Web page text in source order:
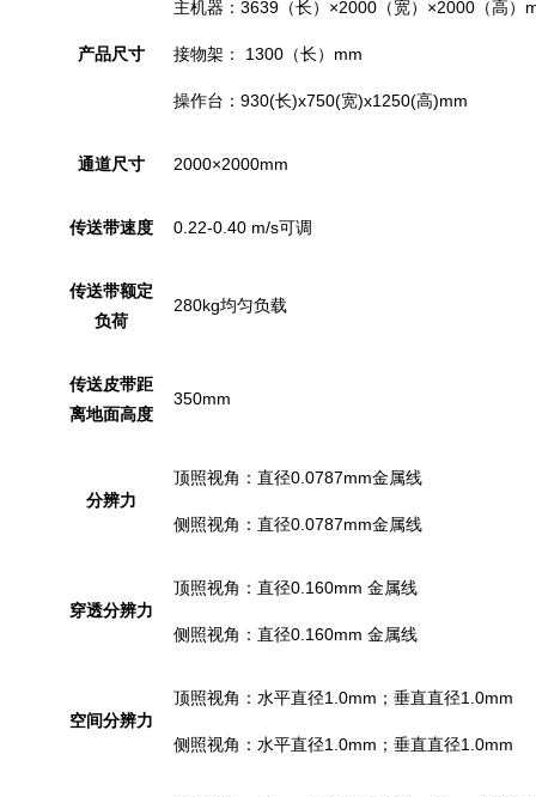
产品尺寸
主机器：3639（长）×2000（宽）×2000（高）
接物架： 1300（长）mm
操作台：930(长)x750(宽)x1250(高)mm
通道尺寸 2000×2000mm
传送带速度 0.22-0.40 m/s可调
传送带额定
负荷
280kg均匀负载
传送皮带距
离地面高度
350mm
分辨力
顶照视角：直径0.0787mm金属线
侧照视角：直径0.0787mm金属线
穿透分辨力
顶照视角：直径0.160mm 金属线
侧照视角：直径0.160mm 金属线
空间分辨力
顶照视角：水平直径1.0mm；垂直直径1.0mm
侧照视角：水平直径1.0mm；垂直直径1.0mm